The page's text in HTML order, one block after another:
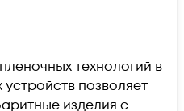
технологий в
позволяет
изделия с